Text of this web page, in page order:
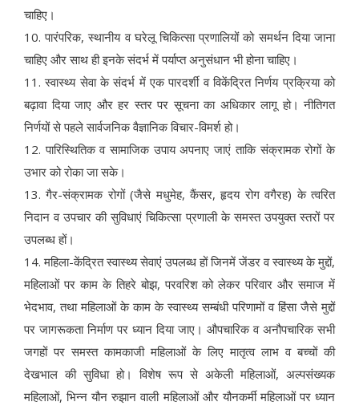
चाहिए।
10. पारंपरिक, स्थानीय व घरेलू चिकित्सा प्रणालियों को समर्थन दिया जाना
चाहिए और साथ ही इनके संदर्भ में पर्याप्त अनुसंधान भी होना चाहिए।
11. स्वास्थ्य सेवा के संदर्भ में एक पारदर्शी व विकेंद्रित निर्णय प्रक्रिया को
बढ़ावा दिया जाए और हर स्तर पर सूचना का अधिकार लागू हो। नीतिगत
निर्णयों से पहले सार्वजनिक वैज्ञानिक विचार-विमर्श हो।
12. पारिस्थितिक व सामाजिक उपाय अपनाए जाएं ताकि संक्रामक रोगों के
उभार को रोका जा सके।
13. गैर-संक्रामक रोगों (जैसे मधुमेह, कैंसर, हृदय रोग वगैरह) के त्वरित
निदान व उपचार की सुविधाएं चिकित्सा प्रणाली के समस्त उपयुक्त स्तरों पर
उपलब्ध हों।
14. महिला-केंद्रित स्वास्थ्य सेवाएं उपलब्ध हों जिनमें जेंडर व स्वास्थ्य के मुद्दों,
महिलाओं पर काम के तिहरे बोझ, परवरिश को लेकर परिवार और समाज में
भेदभाव, तथा महिलाओं के काम के स्वास्थ्य सम्बंधी परिणामों व हिंसा जैसे मुद्दों
पर जागरूकता निर्माण पर ध्यान दिया जाए। औपचारिक व अनौपचारिक सभी
जगहों पर समस्त कामकाजी महिलाओं के लिए मातृत्व लाभ व बच्चों की
देखभाल की सुविधा हो। विशेष रूप से अकेली महिलाओं, अल्पसंख्यक
महिलाओं, भिन्न यौन रुझान वाली महिलाओं और यौनकर्मी महिलाओं पर ध्यान